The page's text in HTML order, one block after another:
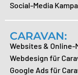
Social-Media
CARAVAN:
Websites & Online-
Webdesign für
Google Ads für